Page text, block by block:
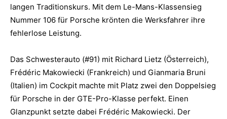
langen Traditionskurs. Mit dem Le-Mans-Klassensieg
Nummer 106 für Porsche krönten die Werksfahrer ihre
fehlerlose Leistung.
Das Schwesterauto (#91) mit Richard Lietz (Österreich),
Frédéric Makowiecki (Frankreich) und Gianmaria Bruni
(Italien) im Cockpit machte mit Platz zwei den Doppelsieg
für Porsche in der GTE-Pro-Klasse perfekt. Einen
Glanzpunkt setzte dabei Frédéric Makowiecki. Der